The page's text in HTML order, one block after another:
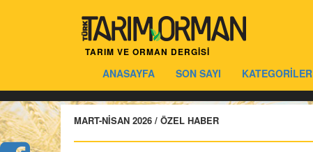
TARIM VE ORMAN DERGİSİ
ANASAYFA SON SAYI KATEGORİLER
MART-NİSAN 2026 / ÖZEL HABER